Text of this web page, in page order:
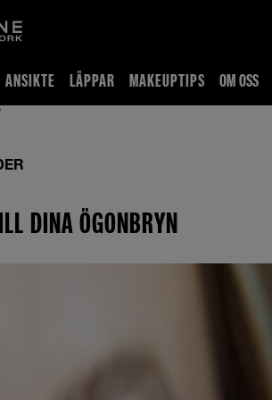
ANSIKTE LÄPPAR MAKEUPTIPS OM OSS
DINA ÖGONBRYN